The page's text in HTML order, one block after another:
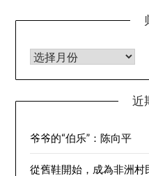
归档
近
爷爷的“伯乐”：陈向平
從舊鞋開始，成為非洲村